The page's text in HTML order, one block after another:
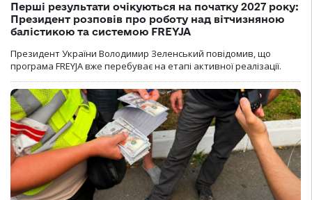
Перші результати очікуються на початку 2027 року:
Президент розповів про роботу над вітчизняною
балістикою та системою FREYJA
Президент України Володимир Зеленський повідомив, що
програма FREYJA вже перебуває на етапі активної реалізації.